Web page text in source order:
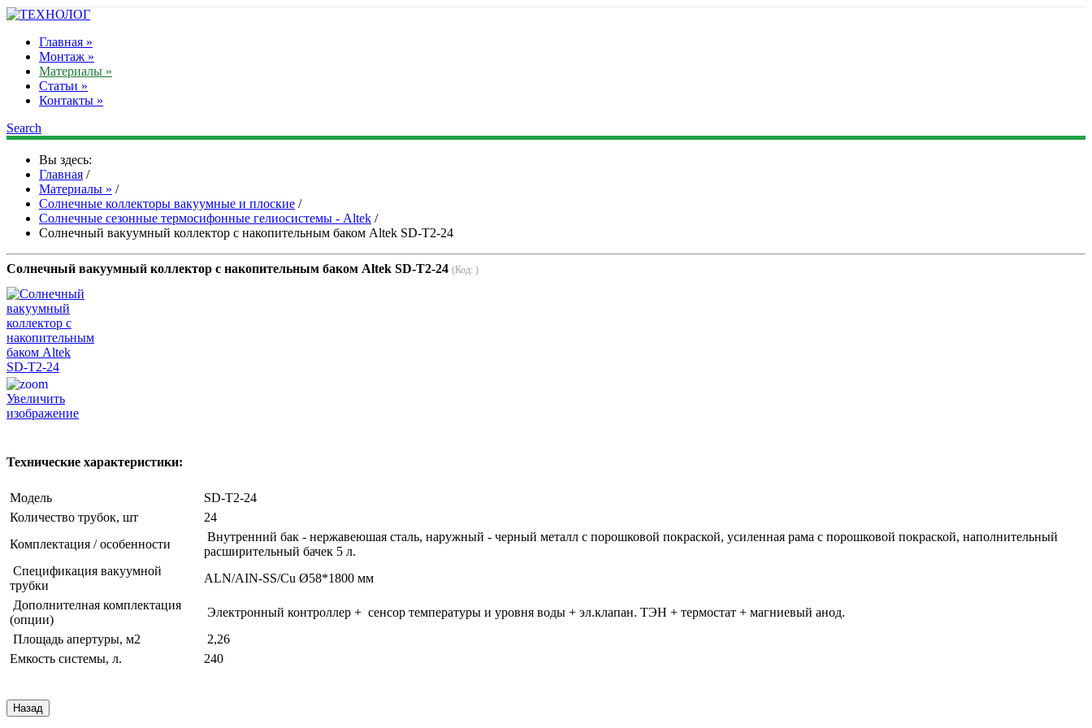
Главная »
Монтаж »
Материалы »
Статьи »
Контакты »
Search
Вы здесь:
Главная /
Материалы » /
Солнечные коллекторы вакуумные и плоские /
Солнечные сезонные термосифонные гелиосистемы - Altek /
Солнечный вакуумный коллектор с накопительным баком Altek SD-T2-24
Солнечный вакуумный коллектор с накопительным баком Altek SD-T2-24 (Код: )
Увеличить
изображение
Технические характеристики:
Модель
SD-T2-24
Количество трубок, шт
24
Комплектация / особенности
Внутренний бак - нержавеюшая сталь, наружный - черный металл с порошковой покраской, усиленная рама с порошковой покраской, наполнительный
расширительный бачек 5 л.
Спецификация вакуумной
трубки
ALN/AIN-SS/Cu Ø58*1800 мм
Дополнителная комплектация
(опции)
Электронный контроллер + сенсор температуры и уровня воды + эл.клапан. ТЭН + термостат + магниевый анод.
Площадь апертуры, м2
2,26
Емкость системы, л.
240